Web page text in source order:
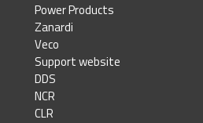
Power Products
Zanardi
Veco
Support website
DDS
NCR
CLR